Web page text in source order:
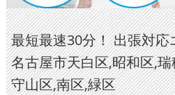
最短最速30分！ 出張対応
名古屋市天白区,昭和区,
守山区,南区,緑区